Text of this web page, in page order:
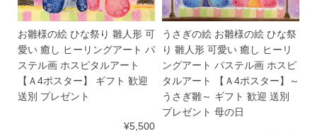
お雛様の絵 ひな祭り 雛人形 可
愛い 癒し ヒーリングアート パ
ステル画 ホスピタルアート
【Ａ4ポスター】 ギフト 歓迎
送別 プレゼント
¥5,500
うさぎの絵 お雛様の絵 ひな祭
り 雛人形 可愛い 癒し ヒーリ
ングアート パステル画 ホスピ
タルアート 【Ａ4ポスター】～
うさぎ雛～ ギフト 歓迎 送別
プレゼント 母の日